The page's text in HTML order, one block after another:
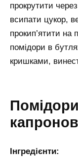
прокрутити
всипати цукор,
прокип’ятити на
помідори в
кришками,
Інгредієнти: